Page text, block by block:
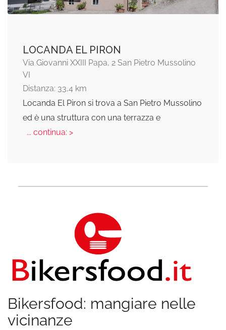
LOCANDA EL PIRON
Via Giovanni XXIII Papa, 2 San Pietro Mussolino
VI
Distanza: 33,4 km
Locanda El Piron si trova a San Pietro Mussolino
ed è una struttura con una terrazza e
... continua: >
Bikersfood: mangiare nelle
vicinanze